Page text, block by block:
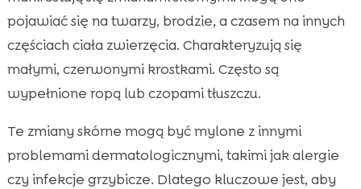
pojawiać się na twarzy, brodzie, a czasem na innych
częściach ciała zwierzęcia. Charakteryzują się
małymi, czerwonymi krostkami. Często są
wypełnione ropą lub czopami tłuszczu.
Te zmiany skórne mogą być mylone z innymi
problemami dermatologicznymi, takimi jak alergie
czy infekcje grzybicze. Dlatego kluczowe jest, aby